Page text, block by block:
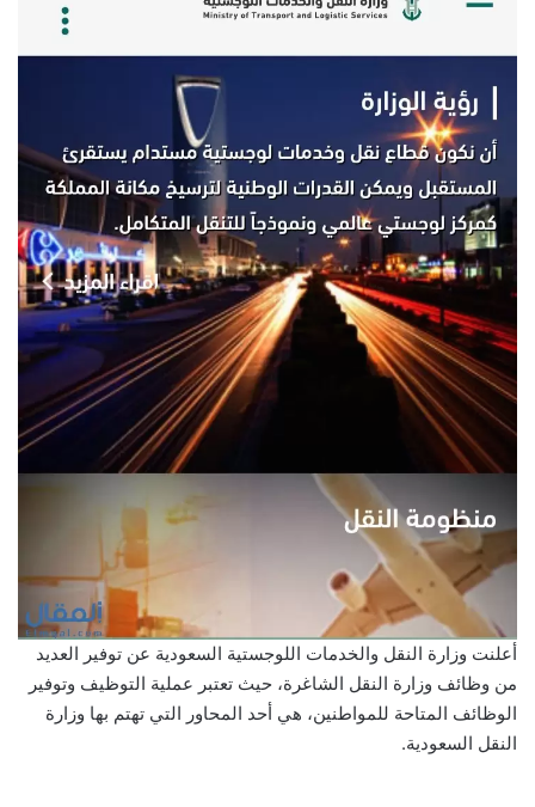
أعلنت وزارة النقل والخدمات اللوجستية السعودية عن توفير العديد
من وظائف وزارة النقل الشاغرة، حيث تعتبر عملية التوظيف وتوفير
الوظائف المتاحة للمواطنين، هي أحد المحاور التي تهتم بها وزارة
النقل السعودية.